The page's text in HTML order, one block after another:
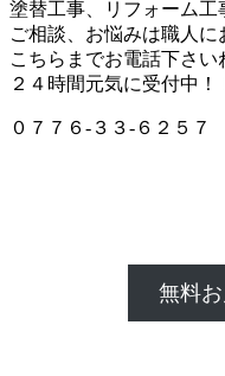
塗替工事、リフォーム工
ご相談、お悩みは職人に
こちらまでお電話下さい
２４時間元気に受付中！
０７７６-３３-６２５７
無料